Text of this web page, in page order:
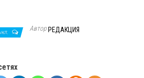
Автор РЕДАКЦИЯ